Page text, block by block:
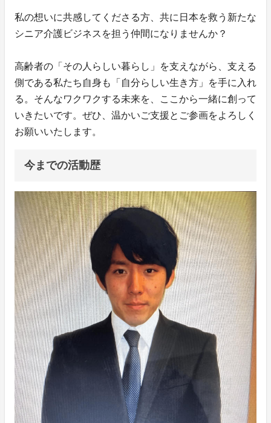
私の想いに共感してくださる方、共に日本を救う新たな
シニア介護ビジネスを担う仲間になりませんか？
高齢者の「その人らしい暮らし」を支えながら、支える
側である私たち自身も「自分らしい生き方」を手に入れ
る。そんなワクワクする未来を、ここから一緒に創って
いきたいです。ぜひ、温かいご支援とご参画をよろしく
お願いいたします。
今までの活動歴